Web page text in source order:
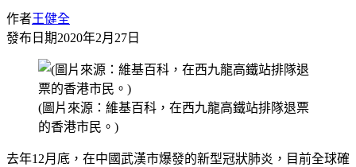
作者王健全
發布日期2020年2月27日
(圖片來源：維基百科，在西九龍高鐵站排隊退票
的香港市民。)
去年12月底，在中國武漢市爆發的新型冠狀肺炎，目前全球確